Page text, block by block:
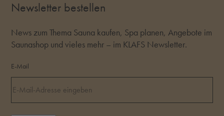
Newsletter bestellen
News zum Thema Sauna kaufen, Spa planen, Angebote im
Saunashop und vieles mehr – im KLAFS Newsletter.
E-Mail